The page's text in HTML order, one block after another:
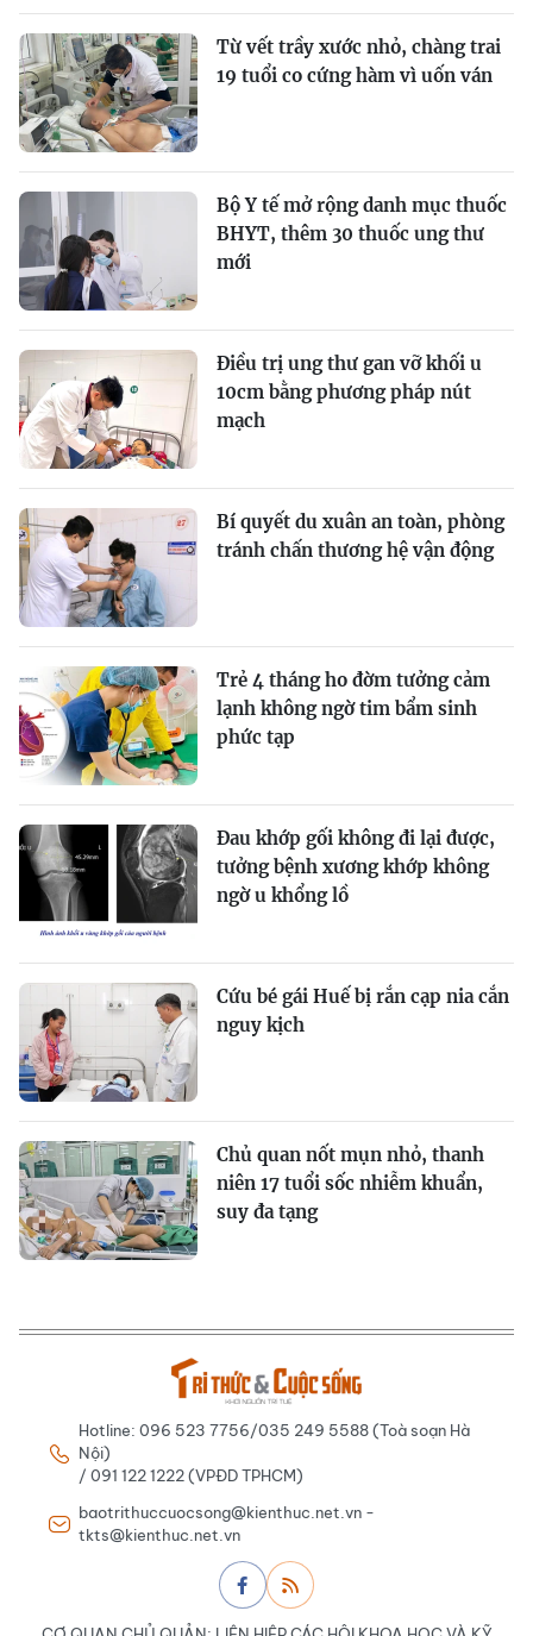
Từ vết trầy xước nhỏ, chàng trai
19 tuổi co cứng hàm vì uốn ván
Bộ Y tế mở rộng danh mục thuốc
BHYT, thêm 30 thuốc ung thư
mới
Điều trị ung thư gan vỡ khối u
10cm bằng phương pháp nút
mạch
Bí quyết du xuân an toàn, phòng
tránh chấn thương hệ vận động
Trẻ 4 tháng ho đờm tưởng cảm
lạnh không ngờ tim bẩm sinh
phức tạp
Đau khớp gối không đi lại được,
tưởng bệnh xương khớp không
ngờ u khổng lồ
Cứu bé gái Huế bị rắn cạp nia cắn
nguy kịch
Chủ quan nốt mụn nhỏ, thanh
niên 17 tuổi sốc nhiễm khuẩn,
suy đa tạng
Hotline: 096 523 7756/035 249 5588 (Toà soạn Hà
Nội)
/ 091 122 1222 (VPĐD TPHCM)
baotrithuccuocsong@kienthuc.net.vn -
tkts@kienthuc.net.vn